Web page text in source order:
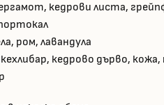
кедрови листа,
ром, лавандула
кедрово дърво, кожа,